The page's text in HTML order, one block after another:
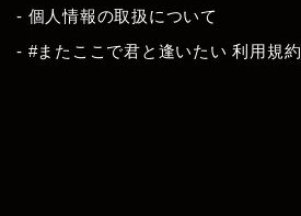
- 個人情報の取扱について
- #またここで君と逢いたい 利用規約